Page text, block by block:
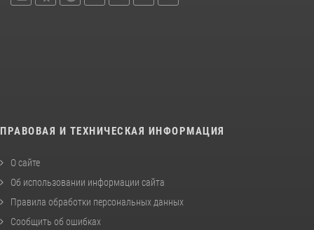
ПРАВОВАЯ И ТЕХНИЧЕСКАЯ ИНФОРМАЦИЯ
О сайте
Об использовании информации сайта
Правила обработки персональных данных
Сообщить об ошибках